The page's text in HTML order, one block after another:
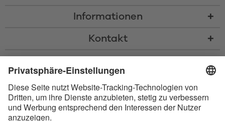
Informationen
Kontakt
Nachnahmegebühren, wenn nicht anders beschrieben
und Eigentum der Bluetooth SIG, Inc. Die Nutzung dieser Marken durch
Satisfyer GmbH erfolgt unter Lizenz.